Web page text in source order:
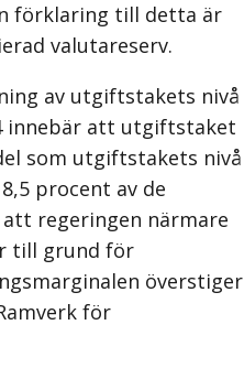
förklaring till detta är
valutareserv.
av utgiftstakets nivå
innebär att utgiftstaket
som utgiftstakets nivå
procent av de
regeringen närmare
till grund för
överstiger
för